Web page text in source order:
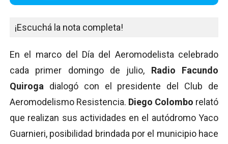
¡Escuchá la nota completa!
En el marco del Día del Aeromodelista celebrado
cada primer domingo de julio, Radio Facundo
Quiroga dialogó con el presidente del Club de
Aeromodelismo Resistencia. Diego Colombo relató
que realizan sus actividades en el autódromo Yaco
Guarnieri, posibilidad brindada por el municipio hace